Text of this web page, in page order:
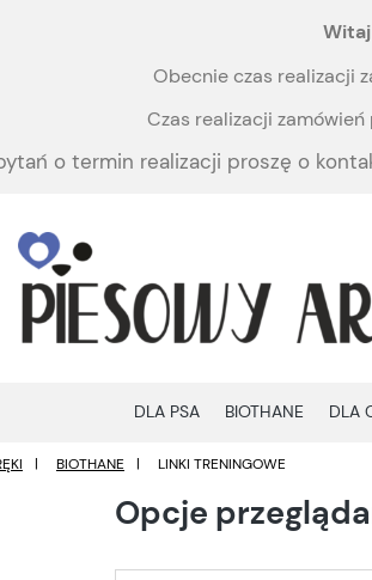
Witaj
Obecnie czas realizacji
Czas realizacji
o termin realizacji proszę o
DLA PSA BIOTHANE DLA
BIOTHANE LINKI TRENINGOWE
Opcje